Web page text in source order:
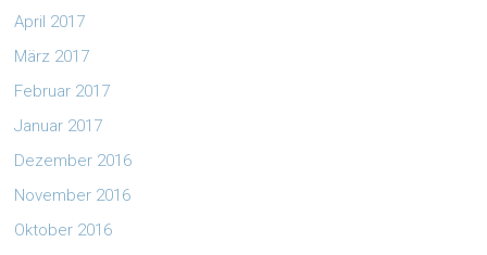
April 2017
März 2017
Februar 2017
Januar 2017
Dezember 2016
November 2016
Oktober 2016